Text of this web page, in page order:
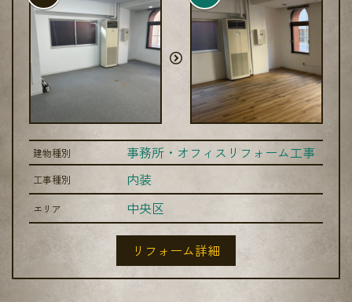
建物種別 事務所・オフィスリフォーム工事
工事種別 内装
エリア 中央区
リフォーム詳細